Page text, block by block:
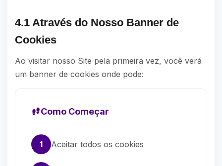
4.1 Através do Nosso Banner de
Cookies
Ao visitar nosso Site pela primeira vez, você verá
um banner de cookies onde pode:
Como Começar
1 Aceitar todos os cookies